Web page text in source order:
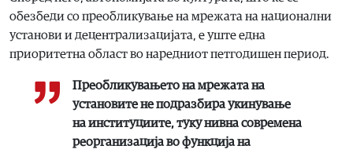
обезбеди со преобликување на мрежата на национални
установи и децентрализацијата, е уште една
приоритетна област во наредниот петгодишен период.
Преобликувањето на мрежата на
установите не подразбира укинување
на институциите, туку нивна современа
реорганизација во функција на